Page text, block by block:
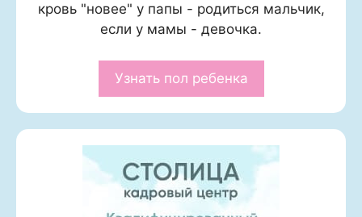
кровь "новее" у папы - родиться мальчик,
если у мамы - девочка.
Узнать пол ребенка